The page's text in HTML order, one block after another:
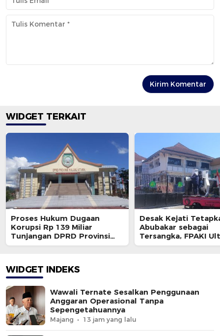
WIDGET TERKAIT
Proses Hukum Dugaan
Korupsi Rp 139 Miliar
Tunjangan DPRD Provinsi
Bakal Dihentikan ?
Desak Kejati
Abubakar sebagai
Tersangka, FPAKI
Kajati dan BPK
WIDGET INDEKS
Wawali Ternate Sesalkan Penggunaan
Anggaran Operasional Tanpa
Sepengetahuannya
Majang 13 jam yang lalu